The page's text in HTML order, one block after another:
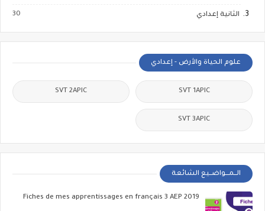
الثانية إعدادي 30
علوم الحياة والأرض - إعدادي
SVT 1APIC
SVT 2APIC
SVT 3APIC
الــمـــواضــيع الشائعة
Fiches de mes apprentissages en français 3 AEP 2019